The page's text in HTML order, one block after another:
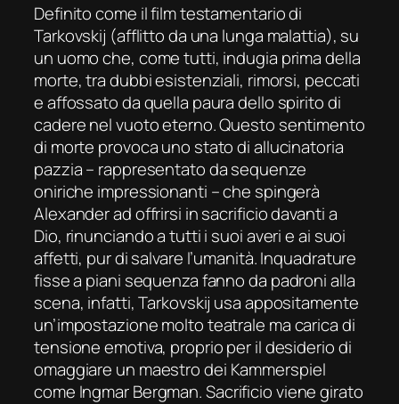
Definito come il film testamentario di
Tarkovskij (afflitto da una lunga malattia), su
un uomo che, come tutti, indugia prima della
morte, tra dubbi esistenziali, rimorsi, peccati
e affossato da quella paura dello spirito di
cadere nel vuoto eterno. Questo sentimento
di morte provoca uno stato di allucinatoria
pazzia – rappresentato da sequenze
oniriche impressionanti – che spingerà
Alexander ad offrirsi in sacrificio davanti a
Dio, rinunciando a tutti i suoi averi e ai suoi
affetti, pur di salvare l’umanità. Inquadrature
fisse a piani sequenza fanno da padroni alla
scena, infatti, Tarkovskij usa appositamente
un’impostazione molto teatrale ma carica di
tensione emotiva, proprio per il desiderio di
omaggiare un maestro dei Kammerspiel
come Ingmar Bergman.Sacrificioviene girato